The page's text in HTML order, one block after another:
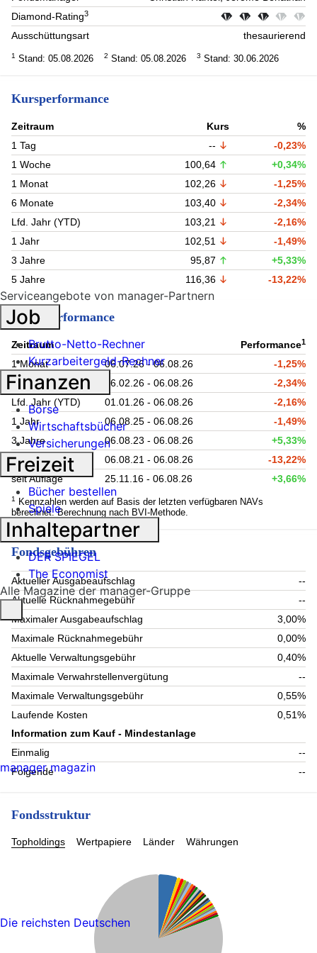
Diamond-Rating3
Ausschüttungsart thesaurierend
1 Stand: 05.08.2026 2 Stand: 05.08.2026 3 Stand: 30.06.2026
Kursperformance
Zeitraum Kurs
%
1 Tag
--
-0,23%
1 Woche
100,64
+0,34%
1 Monat
102,26
-1,25%
6 Monate
103,40
-2,34%
Lfd. Jahr (YTD)
103,21
-2,16%
1 Jahr
102,51
-1,49%
3 Jahre
95,87
+5,33%
5 Jahre
116,36 -13,22%
Fondsperformance
Zeitraum Performance1
1 Monat 06.07.26 - 06.08.26
-1,25%
6 Monate
06.02.26 - 06.08.26
-2,34%
Lfd. Jahr (YTD)
01.01.26 - 06.08.26
-2,16%
1 Jahr
06.08.25 - 06.08.26
-1,49%
3 Jahre
06.08.23 - 06.08.26
+5,33%
5 Jahre
06.08.21 - 06.08.26
-13,22%
seit Auflage
25.11.16 - 06.08.26 +3,66%
1
Kennzahlen werden auf Basis der letzten verfügbaren NAVs
berechnet. Berechnung nach BVI-Methode.
Fondsgebühren
Aktueller Ausgabeaufschlag
--
Aktuelle Rücknahmegebühr
--
Maximaler Ausgabeaufschlag
3,00%
Maximale Rücknahmegebühr
0,00%
Aktuelle Verwaltungsgebühr
0,40%
Maximale Verwahrstellenvergütung
--
Maximale Verwaltungsgebühr
0,55%
Laufende Kosten
0,51%
Information zum Kauf - Mindestanlage
Einmalig
--
Folgende
--
Fondsstruktur
Topholdings Wertpapiere Länder Währungen
Serviceangebote von manager-Partnern
Job
Brutto-Netto-Rechner
Kurzarbeitergeld-Rechner
Finanzen
Börse
Wirtschaftsbücher
Versicherungen
Freizeit
Bücher bestellen
Spiele
Inhaltepartner
DER SPIEGEL
The Economist
Alle Magazine der manager-Gruppe
manager magazin
Die reichsten Deutschen